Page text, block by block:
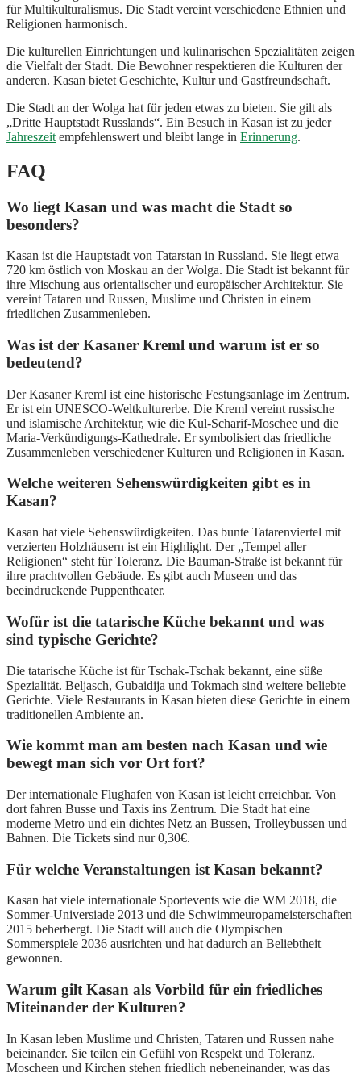
für Multikulturalismus. Die Stadt vereint verschiedene Ethnien und
Religionen harmonisch.
Die kulturellen Einrichtungen und kulinarischen Spezialitäten zeigen
die Vielfalt der Stadt. Die Bewohner respektieren die Kulturen der
anderen. Kasan bietet Geschichte, Kultur und Gastfreundschaft.
Die Stadt an der Wolga hat für jeden etwas zu bieten. Sie gilt als
„Dritte Hauptstadt Russlands“. Ein Besuch in Kasan ist zu jeder
Jahreszeit empfehlenswert und bleibt lange in Erinnerung.
FAQ
Wo liegt Kasan und was macht die Stadt so
besonders?
Kasan ist die Hauptstadt von Tatarstan in Russland. Sie liegt etwa
720 km östlich von Moskau an der Wolga. Die Stadt ist bekannt für
ihre Mischung aus orientalischer und europäischer Architektur. Sie
vereint Tataren und Russen, Muslime und Christen in einem
friedlichen Zusammenleben.
Was ist der Kasaner Kreml und warum ist er so
bedeutend?
Der Kasaner Kreml ist eine historische Festungsanlage im Zentrum.
Er ist ein UNESCO-Weltkulturerbe. Die Kreml vereint russische
und islamische Architektur, wie die Kul-Scharif-Moschee und die
Maria-Verkündigungs-Kathedrale. Er symbolisiert das friedliche
Zusammenleben verschiedener Kulturen und Religionen in Kasan.
Welche weiteren Sehenswürdigkeiten gibt es in
Kasan?
Kasan hat viele Sehenswürdigkeiten. Das bunte Tatarenviertel mit
verzierten Holzhäusern ist ein Highlight. Der „Tempel aller
Religionen“ steht für Toleranz. Die Bauman-Straße ist bekannt für
ihre prachtvollen Gebäude. Es gibt auch Museen und das
beeindruckende Puppentheater.
Wofür ist die tatarische Küche bekannt und was
sind typische Gerichte?
Die tatarische Küche ist für Tschak-Tschak bekannt, eine süße
Spezialität. Beljasch, Gubaidija und Tokmach sind weitere beliebte
Gerichte. Viele Restaurants in Kasan bieten diese Gerichte in einem
traditionellen Ambiente an.
Wie kommt man am besten nach Kasan und wie
bewegt man sich vor Ort fort?
Der internationale Flughafen von Kasan ist leicht erreichbar. Von
dort fahren Busse und Taxis ins Zentrum. Die Stadt hat eine
moderne Metro und ein dichtes Netz an Bussen, Trolleybussen und
Bahnen. Die Tickets sind nur 0,30€.
Für welche Veranstaltungen ist Kasan bekannt?
Kasan hat viele internationale Sportevents wie die WM 2018, die
Sommer-Universiade 2013 und die Schwimmeuropameisterschaften
2015 beherbergt. Die Stadt will auch die Olympischen
Sommerspiele 2036 ausrichten und hat dadurch an Beliebtheit
gewonnen.
Warum gilt Kasan als Vorbild für ein friedliches
Miteinander der Kulturen?
In Kasan leben Muslime und Christen, Tataren und Russen nahe
beieinander. Sie teilen ein Gefühl von Respekt und Toleranz.
Moscheen und Kirchen stehen friedlich nebeneinander, was das